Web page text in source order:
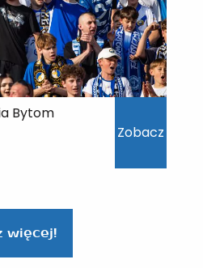
Bytom
Zobacz
więcej!